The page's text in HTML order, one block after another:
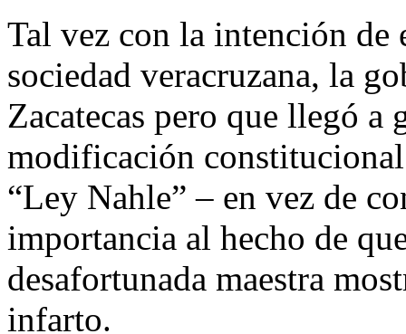
Tal vez con la intención
sociedad veracruzana, la
Zacatecas pero que llegó a
modificación
“Ley Nahle” – en vez de
importancia al hecho de
desafortunada maestra
infarto.